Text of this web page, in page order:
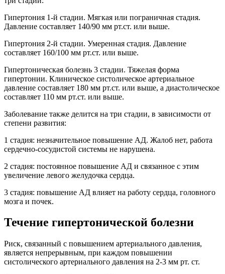
Гипертония 1-й стадии. Мягкая или пограничная стадия.
Давление составляет 140/90 мм рт.ст. или выше.
Гипертония 2-й стадии. Умеренная стадия. Давление
составляет 160/100 мм рт.ст. или выше.
Гипертоническая болезнь 3 стадии. Тяжелая форма
гипертонии. Клиническое систолическое артериальное
давление составляет 180 мм рт.ст. или выше, а диастолическое
составляет 110 мм рт.ст. или выше.
Заболевание также делится на три стадии, в зависимости от
степени развития:
1 стадия: незначительное повышение АД. Жалоб нет, работа
сердечно-сосудистой системы не нарушена.
2 стадия: постоянное повышение АД и связанное с этим
увеличение левого желудочка сердца.
3 стадия: повышение АД влияет на работу сердца, головного
мозга и почек.
Течение гипертонической болезни
Риск, связанный с повышением артериального давления,
является непрерывным, при каждом повышении
систолического артериального давления на 2-3 мм рт. ст.